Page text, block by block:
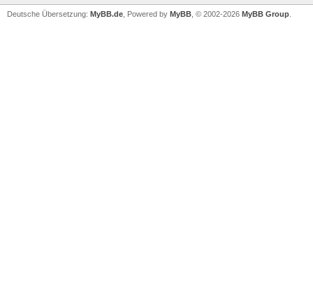
Deutsche Übersetzung: MyBB.de , Powered by MyBB , © 2002-2026 MyBB Group